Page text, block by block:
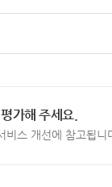
가해 주세요.
비스 개선에 참고됩니